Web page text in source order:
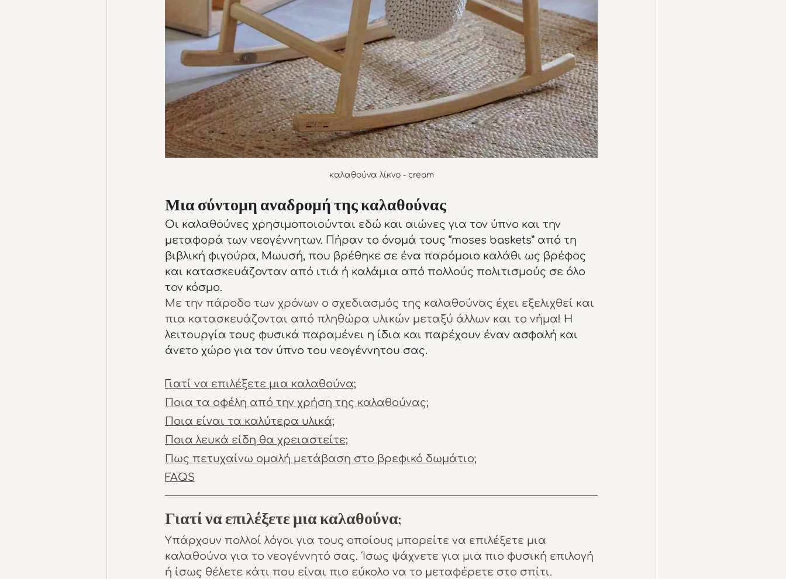
καλαθούνα λίκνο - cream
Μια σύντομη αναδρομή της καλαθούνας
Οι καλαθούνες χρησιμοποιούνται εδώ και αιώνες για τον ύπνο και την
μεταφορά των νεογέννητων. Πήραν το όνομά τους “moses baskets” από τη
βιβλική φιγούρα, Μωυσή, που βρέθηκε σε ένα παρόμοιο καλάθι ως βρέφος
και κατασκευάζονταν από ιτιά ή καλάμια από πολλούς πολιτισμούς σε όλο
τον κόσμο.
Με την πάροδο των χρόνων ο σχεδιασμός της καλαθούνας έχει εξελιχθεί και
πια κατασκευάζονται από πληθώρα υλικών μεταξύ άλλων και το νήμα! Η
λειτουργία τους φυσικά παραμένει η ίδια και παρέχουν έναν ασφαλή και
άνετο χώρο για τον ύπνο του νεογέννητου σας.
Γιατί να επιλέξετε μια καλαθούνα;
Ποια τα οφέλη από την χρήση της καλαθούνας;
Ποια είναι τα καλύτερα υλικά;
Ποια λευκά είδη θα χρειαστείτε;
Πως πετυχαίνω ομαλή μετάβαση στο βρεφικό δωμάτιο;
FAQS
Γιατί να επιλέξετε μια καλαθούνα;
Υπάρχουν πολλοί λόγοι για τους οποίους μπορείτε να επιλέξετε μια
καλαθούνα για το νεογέννητό σας. Ίσως ψάχνετε για μια πιο φυσική επιλογή
ή ίσως θέλετε κάτι που είναι πιο εύκολο να το μεταφέρετε στο σπίτι.